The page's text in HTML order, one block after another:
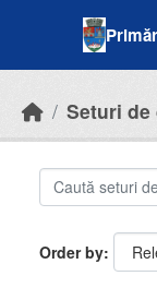
Seturi de
Order by